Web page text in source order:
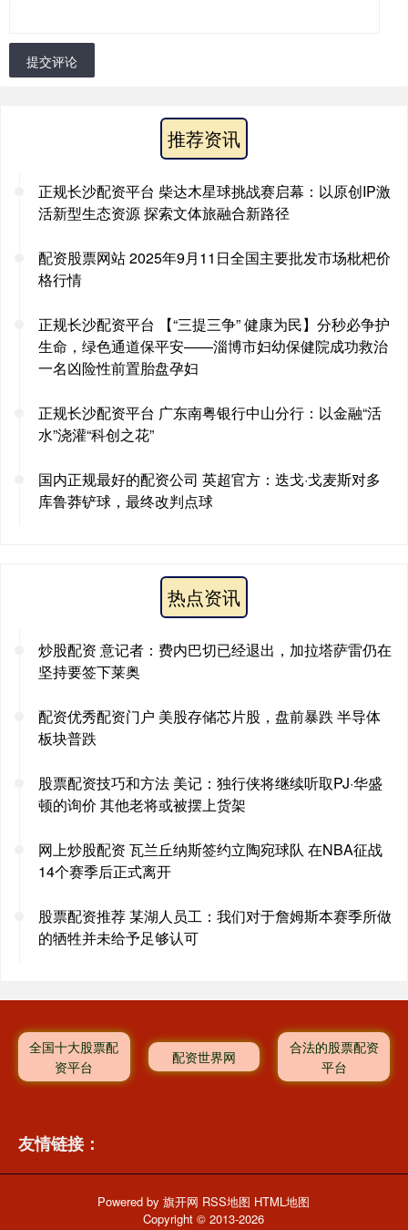
提交评论
推荐资讯
正规长沙配资平台 柴达木星球挑战赛启幕：以原创IP激
活新型生态资源 探索文体旅融合新路径
配资股票网站 2025年9月11日全国主要批发市场枇杷价
格行情
正规长沙配资平台 【“三提三争” 健康为民】分秒必争护
生命，绿色通道保平安——淄博市妇幼保健院成功救治
一名凶险性前置胎盘孕妇
正规长沙配资平台 广东南粤银行中山分行：以金融“活
水”浇灌“科创之花”
国内正规最好的配资公司 英超官方：迭戈·戈麦斯对多
库鲁莽铲球，最终改判点球
热点资讯
炒股配资 意记者：费内巴切已经退出，加拉塔萨雷仍在
坚持要签下莱奥
配资优秀配资门户 美股存储芯片股，盘前暴跌 半导体
板块普跌
股票配资技巧和方法 美记：独行侠将继续听取PJ·华盛
顿的询价 其他老将或被摆上货架
网上炒股配资 瓦兰丘纳斯签约立陶宛球队 在NBA征战
14个赛季后正式离开
股票配资推荐 某湖人员工：我们对于詹姆斯本赛季所做
的牺牲并未给予足够认可
全国十大股票配
资平台
配资世界网
合法的股票配资
平台
友情链接：
Powered by旗开网 RSS地图 HTML地图
Copyright© 2013-2026